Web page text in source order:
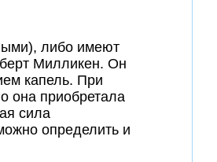
либо имеют
Милликен. Он
капель. При
она приобретала
сила
определить и